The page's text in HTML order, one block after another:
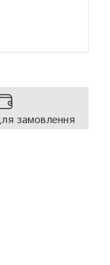
замовлення